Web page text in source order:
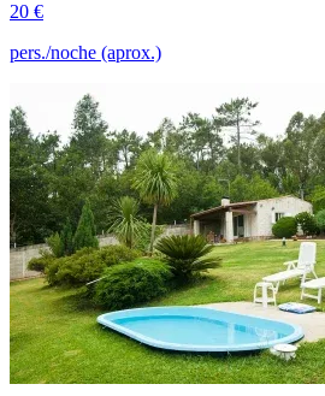
20 €
pers./noche (aprox.)